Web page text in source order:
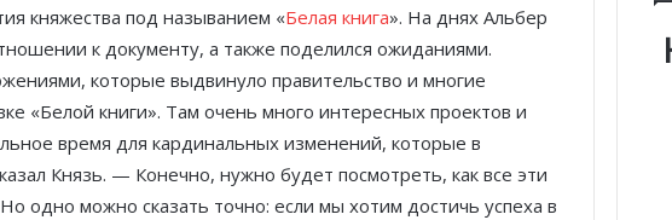
княжества под называнием «Белая книга». На днях Альбер
к документу, а также поделился ожиданиями.
которые выдвинуло правительство и многие
«Белой книги». Там очень много интересных проектов и
время для кардинальных изменений, которые в
Князь. — Конечно, нужно будет посмотреть, как все эти
одно можно сказать точно: если мы хотим достичь успеха в